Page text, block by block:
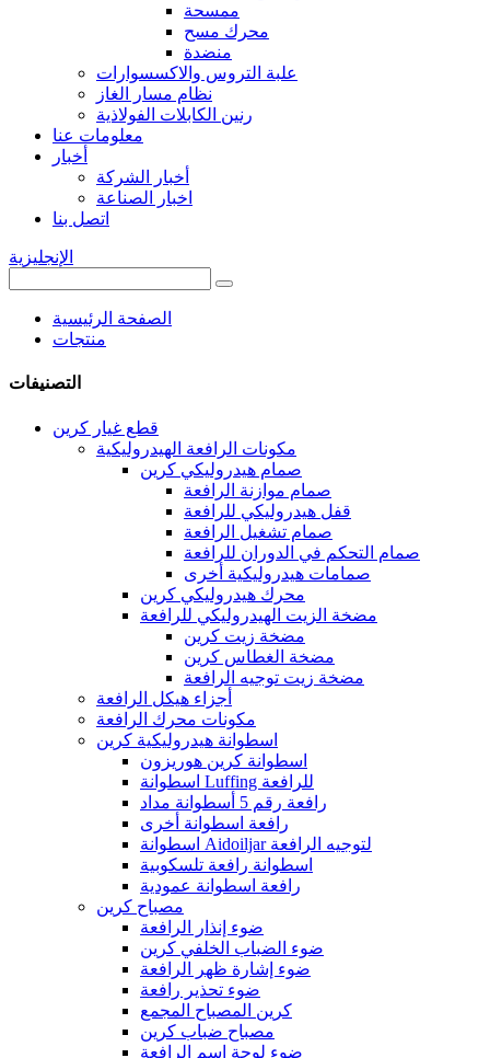
ممسحة
محرك مسح
منضدة
علبة التروس والاكسسوارات
نظام مسار الغاز
رنين الكابلات الفولاذية
معلومات عنا
أخبار
أخبار الشركة
اخبار الصناعة
اتصل بنا
الإنجليزية
الصفحة الرئيسية
منتجات
التصنيفات
قطع غيار كرين
مكونات الرافعة الهيدروليكية
صمام هيدروليكي كرين
صمام موازنة الرافعة
قفل هيدروليكي للرافعة
صمام تشغيل الرافعة
صمام التحكم في الدوران للرافعة
صمامات هيدروليكية أخرى
محرك هيدروليكي كرين
مضخة الزيت الهيدروليكي للرافعة
مضخة زيت كرين
مضخة الغطاس كرين
مضخة زيت توجيه الرافعة
أجزاء هيكل الرافعة
مكونات محرك الرافعة
اسطوانة هيدروليكية كرين
اسطوانة كرين هوريزون
اسطوانة Luffing للرافعة
رافعة رقم 5 أسطوانة مداد
رافعة اسطوانة أخرى
اسطوانة Aidoiljar لتوجيه الرافعة
اسطوانة رافعة تلسكوبية
رافعة اسطوانة عمودية
مصباح كرين
ضوء إنذار الرافعة
ضوء الضباب الخلفي كرين
ضوء إشارة ظهر الرافعة
ضوء تحذير رافعة
كرين المصباح المجمع
مصباح ضباب كرين
ضوء لوحة اسم الرافعة